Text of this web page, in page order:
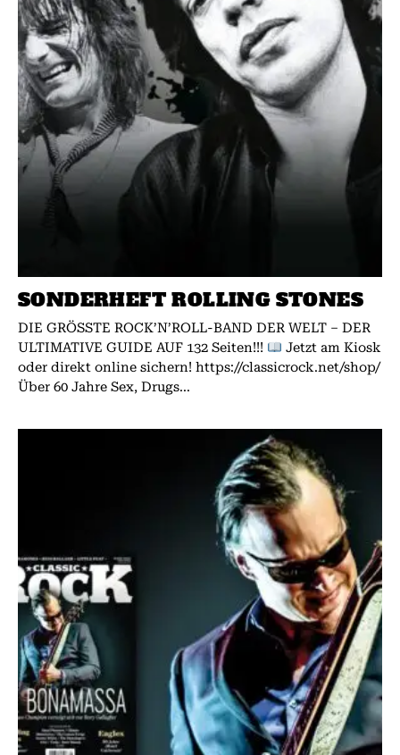
SONDERHEFT ROLLING STONES
DIE GRÖSSTE ROCK’N’ROLL-BAND DER WELT – DER
ULTIMATIVE GUIDE AUF 132 Seiten!!!
Jetzt am Kiosk
oder direkt online sichern! https://classicrock.net/shop/
Über 60 Jahre Sex, Drugs...